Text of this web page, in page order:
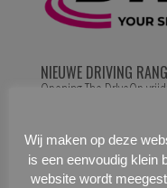
NIEUWE DRIVING
Opening The Dr!veOp
van Golfbaan Welderen,
de leden. Enthousiaste
genot van een hapje en
en...
Wij maken op deze
is een eenvoudig klein
website wordt